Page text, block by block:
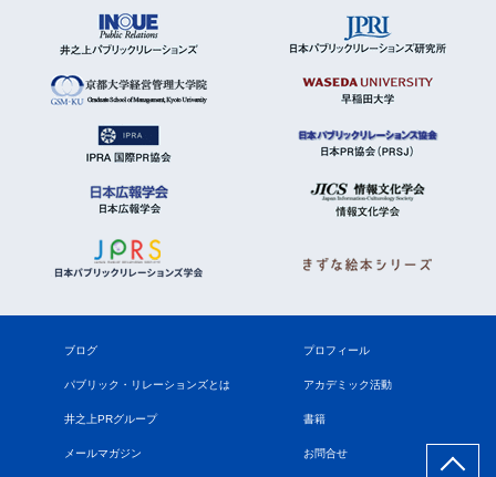
ブログ プロフィール
パブリック・リレーションズとは アカデミック活動
井之上PRグループ 書籍
メールマガジン お問合せ